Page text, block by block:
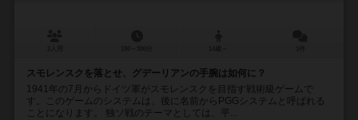
スモレンスクを落とせ、グデーリアンの手腕は如何に？
1941年の7月からドイツ軍がスモレンスクを目指す戦術級ゲームで
す。このゲームのシステムは、後に名前からPGGシステムと呼ばれる
ことになります。 独ソ戦のテーマとしては、平...